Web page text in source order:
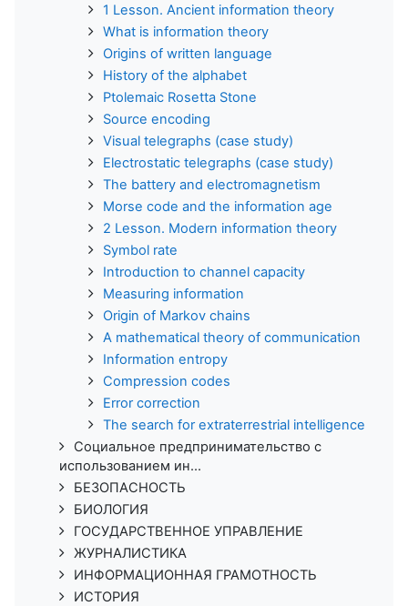
1 Lesson. Ancient information theory
What is information theory
Origins of written language
History of the alphabet
Ptolemaic Rosetta Stone
Source encoding
Visual telegraphs (case study)
Electrostatic telegraphs (case study)
The battery and electromagnetism
Morse code and the information age
2 Lesson. Modern information theory
Symbol rate
Introduction to channel capacity
Measuring information
Origin of Markov chains
A mathematical theory of communication
Information entropy
Compression codes
Error correction
The search for extraterrestrial intelligence
Социальное предпринимательство с
использованием ин...
БЕЗОПАСНОСТЬ
БИОЛОГИЯ
ГОСУДАРСТВЕННОЕ УПРАВЛЕНИЕ
ЖУРНАЛИСТИКА
ИНФОРМАЦИОННАЯ ГРАМОТНОСТЬ
ИСТОРИЯ